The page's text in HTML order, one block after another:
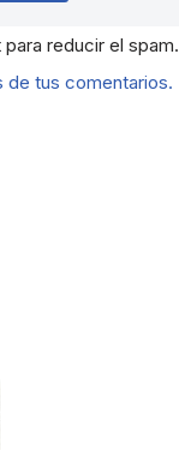
reducir el spam.
de tus comentarios.